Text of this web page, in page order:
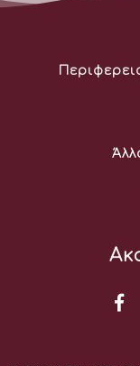
Διεύθυνση: